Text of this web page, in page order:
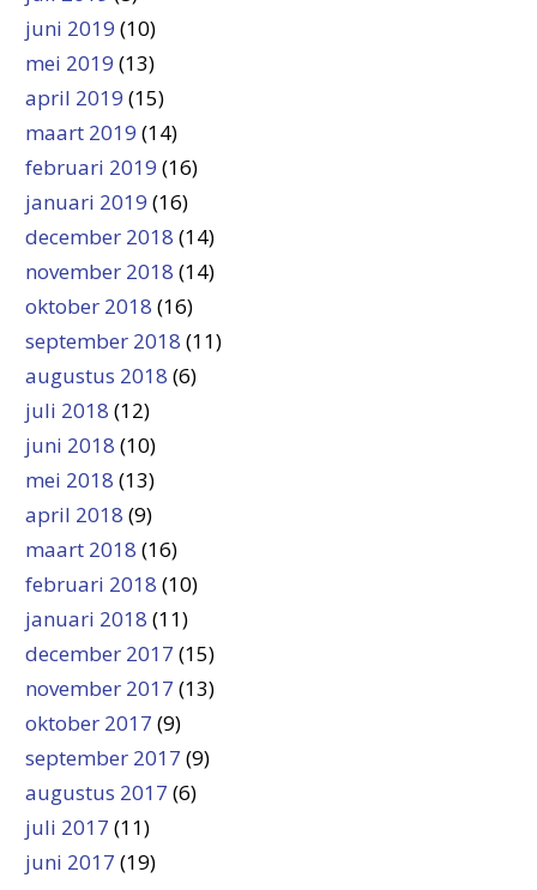
juni 2019 (10)
mei 2019 (13)
april 2019 (15)
maart 2019 (14)
februari 2019 (16)
januari 2019 (16)
december 2018 (14)
november 2018 (14)
oktober 2018 (16)
september 2018 (11)
augustus 2018 (6)
juli 2018 (12)
juni 2018 (10)
mei 2018 (13)
april 2018 (9)
maart 2018 (16)
februari 2018 (10)
januari 2018 (11)
december 2017 (15)
november 2017 (13)
oktober 2017 (9)
september 2017 (9)
augustus 2017 (6)
juli 2017 (11)
juni 2017 (19)